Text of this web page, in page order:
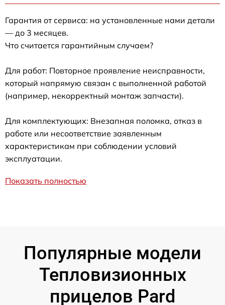
Гарантия от сервиса: на установленные нами детали
— до 3 месяцев.
Что считается гарантийным случаем?
Для работ: Повторное проявление неисправности,
который напрямую связан с выполненной работой
(например, некорректный монтаж запчасти).
Для комплектующих: Внезапная поломка, отказ в
работе или несоответствие заявленным
характеристикам при соблюдении условий
эксплуатации.
Показать полностью
Популярные модели
Тепловизионных
прицелов Pard